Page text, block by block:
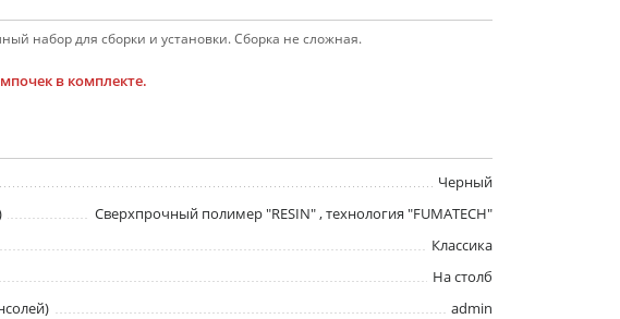
набор для сборки и установки. Сборка не сложная.
в комплекте.
Черный
Сверхпрочный полимер "RESIN" , технология "FUMATECH"
Классика
На столб
admin